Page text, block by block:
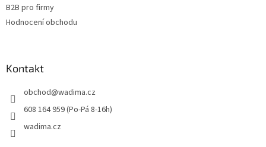
B2B pro firmy
Hodnocení obchodu
Kontakt
obchod@wadima.cz
608 164 959 (Po-Pá 8-16h)
wadima.cz